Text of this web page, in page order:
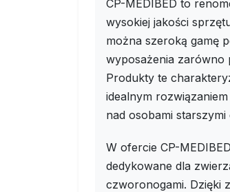
CP-MEDIBED to
wysokiej jakości
można szeroką gamę
wyposażenia zarówno
Produkty te
idealnym
nad osobami
W ofercie CP-
dedykowane dla
czworonogami. Dzięki